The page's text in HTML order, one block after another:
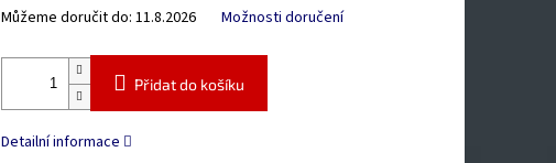
Můžeme doručit do: 11.8.2026 Možnosti doručení
Přidat do košíku
Detailní informace